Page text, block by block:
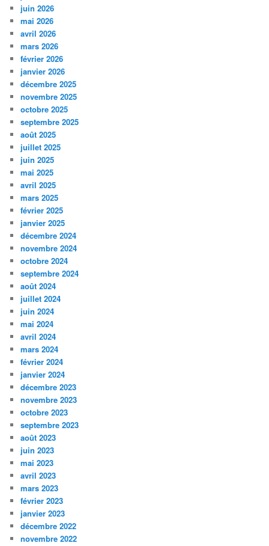
juin 2026
mai 2026
avril 2026
mars 2026
février 2026
janvier 2026
décembre 2025
novembre 2025
octobre 2025
septembre 2025
août 2025
juillet 2025
juin 2025
mai 2025
avril 2025
mars 2025
février 2025
janvier 2025
décembre 2024
novembre 2024
octobre 2024
septembre 2024
août 2024
juillet 2024
juin 2024
mai 2024
avril 2024
mars 2024
février 2024
janvier 2024
décembre 2023
novembre 2023
octobre 2023
septembre 2023
août 2023
juin 2023
mai 2023
avril 2023
mars 2023
février 2023
janvier 2023
décembre 2022
novembre 2022